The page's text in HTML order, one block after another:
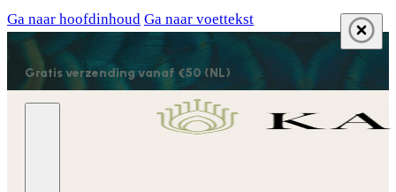
Ga naar hoofdinhoud Ga naar voettekst
Gratis verzending vanaf €50 (NL)